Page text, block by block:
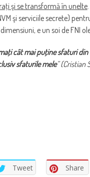
şi se transformă în unelte
şi serviciile secrete)
e un soi de FNI
cât mai puţine sfaturi din
sfaturile mele” (Cristian
Tweet Share